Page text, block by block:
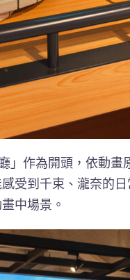
」作為開頭，依動
受到千束、瀧奈的
中場景。